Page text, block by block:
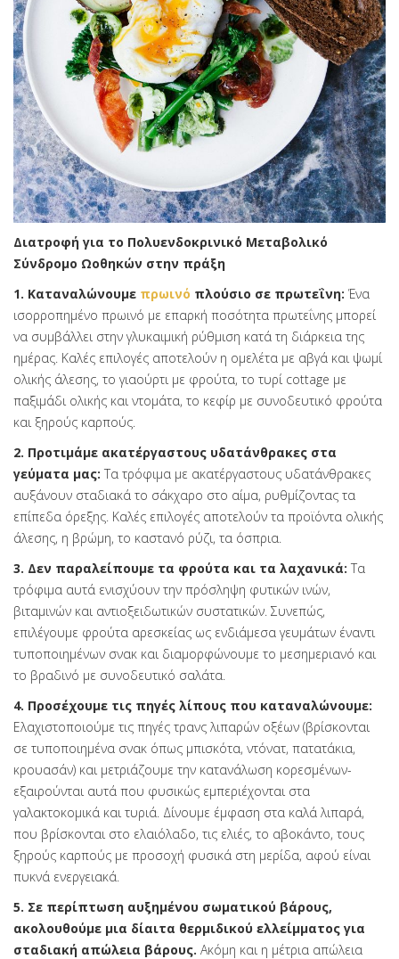
Διατροφή για το Πολυενδοκρινικό Μεταβολικό
Σύνδρομο Ωοθηκών στην πράξη
1. Καταναλώνουμε πρωινό πλούσιο σε πρωτεΐνη: Ένα
ισορροπημένο πρωινό με επαρκή ποσότητα πρωτεΐνης μπορεί
να συμβάλλει στην γλυκαιμική ρύθμιση κατά τη διάρκεια της
ημέρας. Καλές επιλογές αποτελούν η ομελέτα με αβγά και ψωμί
ολικής άλεσης, το γιαούρτι με φρούτα, το τυρί cottage με
παξιμάδι ολικής και ντομάτα, το κεφίρ με συνοδευτικό φρούτα
και ξηρούς καρπούς.
2. Προτιμάμε ακατέργαστους υδατάνθρακες στα
γεύματα μας: Τα τρόφιμα με ακατέργαστους υδατάνθρακες
αυξάνουν σταδιακά το σάκχαρο στο αίμα, ρυθμίζοντας τα
επίπεδα όρεξης. Καλές επιλογές αποτελούν τα προϊόντα ολικής
άλεσης, η βρώμη, το καστανό ρύζι, τα όσπρια.
3. Δεν παραλείπουμε τα φρούτα και τα λαχανικά: Τα
τρόφιμα αυτά ενισχύουν την πρόσληψη φυτικών ινών,
βιταμινών και αντιοξειδωτικών συστατικών. Συνεπώς,
επιλέγουμε φρούτα αρεσκείας ως ενδιάμεσα γευμάτων έναντι
τυποποιημένων σνακ και διαμορφώνουμε το μεσημεριανό και
το βραδινό με συνοδευτικό σαλάτα.
4. Προσέχουμε τις πηγές λίπους που καταναλώνουμε:
Ελαχιστοποιούμε τις πηγές τρανς λιπαρών οξέων (βρίσκονται
σε τυποποιημένα σνακ όπως μπισκότα, ντόνατ, πατατάκια,
κρουασάν) και μετριάζουμε την κατανάλωση κορεσμένων-
εξαιρούνται αυτά που φυσικώς εμπεριέχονται στα
γαλακτοκομικά και τυριά. Δίνουμε έμφαση στα καλά λιπαρά,
που βρίσκονται στο ελαιόλαδο, τις ελιές, το αβοκάντο, τους
ξηρούς καρπούς με προσοχή φυσικά στη μερίδα, αφού είναι
πυκνά ενεργειακά.
5. Σε περίπτωση αυξημένου σωματικού βάρους,
ακολουθούμε μια δίαιτα θερμιδικού ελλείμματος για
σταδιακή απώλεια βάρους. Ακόμη και η μέτρια απώλεια